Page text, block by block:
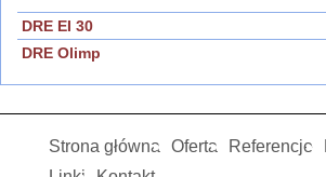
DRE EI 30
DRE Olimp
Strona główna Oferta Referencje